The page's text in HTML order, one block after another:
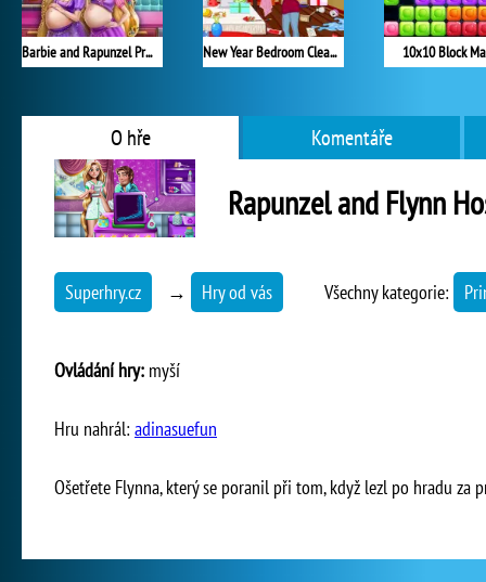
Barbie and Rapunzel Pregnant BFFs New Year Bedroom Cleaning 10x10 Block
O hře Komentáře
Rapunzel and Flynn
Superhry.cz → Hry od vás Všechny kategorie:
Ovládání hry: myší
Hru nahrál: adinasuefun
Ošetřete Flynna, který se poranil při tom, když lezl po hradu za